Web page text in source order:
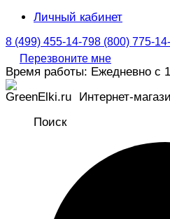
Личный кабинет
8 (499) 455-14-798 (800) 775-
Перезвоните мне
Время работы: Ежедневно с
Интернет-
Поиск